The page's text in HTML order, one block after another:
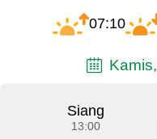
07:10
Siang
13:00